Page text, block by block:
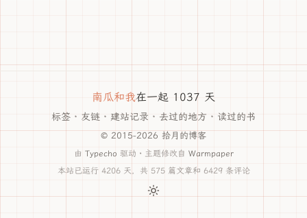
南瓜和我在一起 1037 天
标签 · 友链 · 建站记录 · 去过的地方 · 读过的书
© 2015-2026 拾月的博客
由 Typecho 驱动 · 主题修改自 Warmpaper
本站已运行 4206 天，共 575 篇文章和 6429 条评论